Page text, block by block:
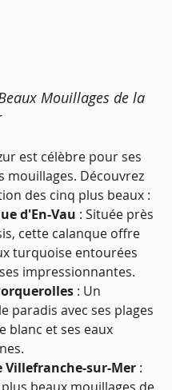
Mouillages de la
est célèbre pour ses
mouillages. Découvrez
des cinq plus beaux :
d'En-Vau : Située près
cette calanque offre
turquoise entourées
impressionnantes.
: Un
paradis avec ses plages
blanc et ses eaux
Villefranche-sur-Mer :